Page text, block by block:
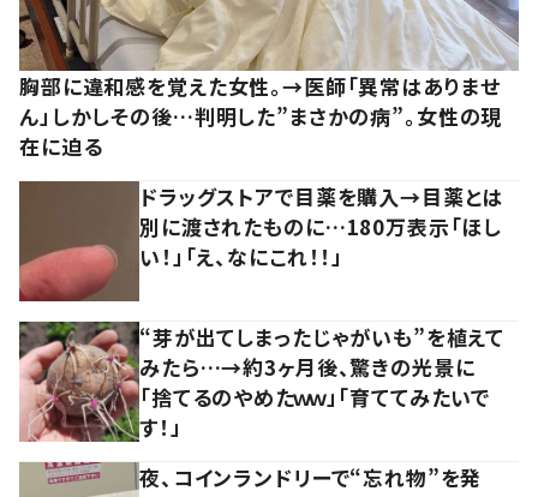
胸部に違和感を覚えた女性。→医師「異常はありませ
ん」しかしその後…判明した”まさかの病”。女性の現
在に迫る
ドラッグストアで目薬を購入→目薬とは
別に渡されたものに…180万表示「ほし
い！」「え、なにこれ！！」
“芽が出てしまったじゃがいも”を植えて
みたら…→約3ヶ月後、驚きの光景に
「捨てるのやめたｗｗ」「育ててみたいで
す！」
夜、コインランドリーで“忘れ物”を発